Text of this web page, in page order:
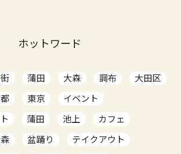
ホットワード
蒲田 大森 調布
大田区
東京
イベント
蒲田 池上
カフェ
盆踊り
テイクアウト